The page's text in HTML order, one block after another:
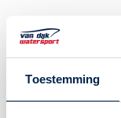
Toestemming